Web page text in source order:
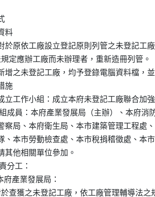
料
）對於原依工廠設立登記原則列管之未登記
導法規定應辦工廠而未辦理者，重新造冊列管。
新增之未登記工廠，均予登錄電腦資料檔，
施
成立工作小組：成立本府未登記工廠聯合加
1.小組成員：本府產業發展局（主辦）、本府
府警察局、本府衛生局、本市建築管理工程
大隊、本市勞動檢查處、本市稅捐稽徵處、
邀請其他相關單位參加。
責分工：
本府產業發展局：
對於查獲之未登記工廠，依工廠管理輔導